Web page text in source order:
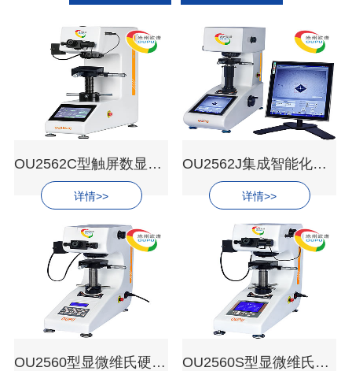
OU2562C型触屏数显显微硬度计
详情>>
OU2562J集成智能化视觉显微维氏硬度计
详情>>
OU2560型显微维氏硬度计 OU2560S型显微维氏硬度计